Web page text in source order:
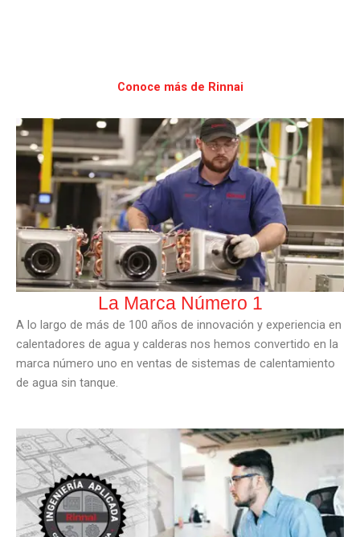
Conoce más de Rinnai
La Marca Número 1
A lo largo de más de 100 años de innovación y experiencia en
calentadores de agua y calderas nos hemos convertido en la
marca número uno en ventas de sistemas de calentamiento
de agua sin tanque.